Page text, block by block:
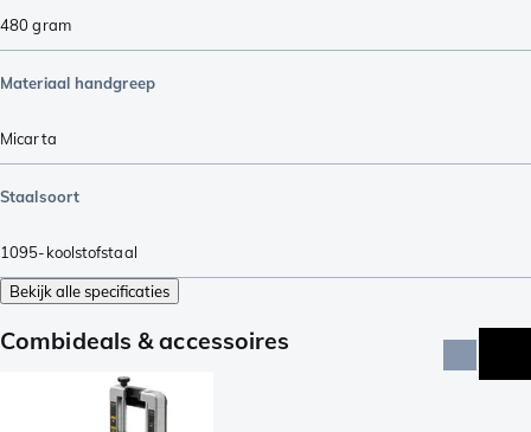
480gram
Materiaal handgreep
Micarta
Staalsoort
1095-koolstofstaal
Bekijk alle specificaties
Combideals & accessoires